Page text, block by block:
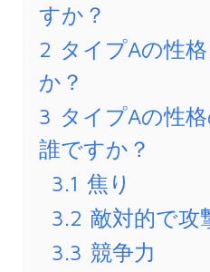
すか？
2 タイプAの性
か？
3 タイプAの性
誰ですか？
3.1 焦り
3.2 敵対的で攻
3.3 競争力